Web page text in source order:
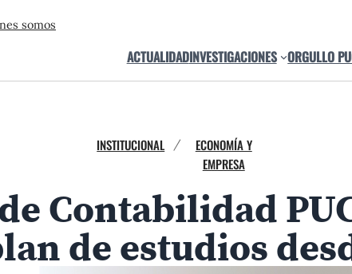
somos
ACTUALIDADINVESTIGACIONES ORGULLO
INSTITUCIONAL /
ECONOMÍA Y
EMPRESA
Contabilidad
de estudios